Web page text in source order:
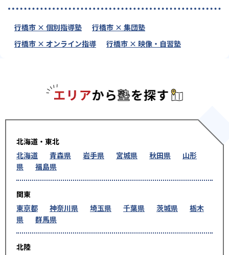
行橋市 × 個別指導塾
行橋市 × 集団塾
行橋市 × オンライン指導
行橋市 × 映像・自習塾
北海道・東北
北海道
青森県 岩手県 宮城県 秋田県
山形
県
福島県
関東
東京都
神奈川県 埼玉県 千葉県 茨城県
栃木
県
群馬県
北陸